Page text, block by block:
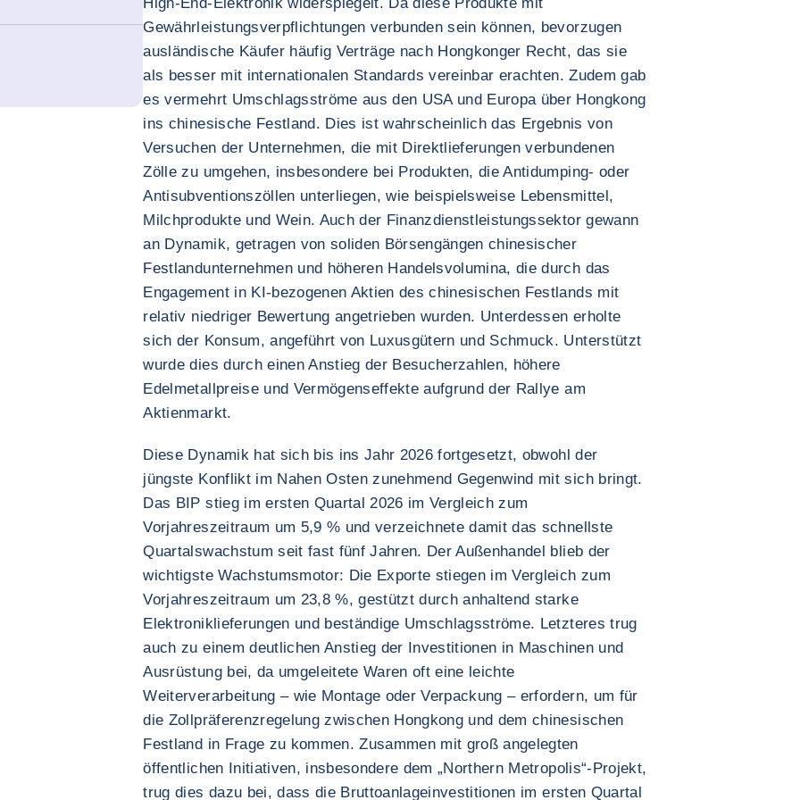
Gewährleistungsverpflichtungen verbunden sein können, bevorzugen
ausländische Käufer häufig Verträge nach Hongkonger Recht, das sie
als besser mit internationalen Standards vereinbar erachten. Zudem gab
es vermehrt Umschlagsströme aus den USA und Europa über Hongkong
ins chinesische Festland. Dies ist wahrscheinlich das Ergebnis von
Versuchen der Unternehmen, die mit Direktlieferungen verbundenen
Zölle zu umgehen, insbesondere bei Produkten, die Antidumping- oder
Antisubventionszöllen unterliegen, wie beispielsweise Lebensmittel,
Milchprodukte und Wein. Auch der Finanzdienstleistungssektor gewann
an Dynamik, getragen von soliden Börsengängen chinesischer
Festlandunternehmen und höheren Handelsvolumina, die durch das
Engagement in KI-bezogenen Aktien des chinesischen Festlands mit
relativ niedriger Bewertung angetrieben wurden. Unterdessen erholte
sich der Konsum, angeführt von Luxusgütern und Schmuck. Unterstützt
wurde dies durch einen Anstieg der Besucherzahlen, höhere
Edelmetallpreise und Vermögenseffekte aufgrund der Rallye am
Aktienmarkt.
Diese Dynamik hat sich bis ins Jahr 2026 fortgesetzt, obwohl der
jüngste Konflikt im Nahen Osten zunehmend Gegenwind mit sich bringt.
Das BIP stieg im ersten Quartal 2026 im Vergleich zum
Vorjahreszeitraum um 5,9 % und verzeichnete damit das schnellste
Quartalswachstum seit fast fünf Jahren. Der Außenhandel blieb der
wichtigste Wachstumsmotor: Die Exporte stiegen im Vergleich zum
Vorjahreszeitraum um 23,8 %, gestützt durch anhaltend starke
Elektroniklieferungen und beständige Umschlagsströme. Letzteres trug
auch zu einem deutlichen Anstieg der Investitionen in Maschinen und
Ausrüstung bei, da umgeleitete Waren oft eine leichte
Weiterverarbeitung – wie Montage oder Verpackung – erfordern, um für
die Zollpräferenzregelung zwischen Hongkong und dem chinesischen
Festland in Frage zu kommen. Zusammen mit groß angelegten
öffentlichen Initiativen, insbesondere dem „Northern Metropolis“-Projekt,
trug dies dazu bei, dass die Bruttoanlageinvestitionen im ersten Quartal